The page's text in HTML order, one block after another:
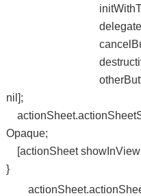
nil];
Opaque;
[actionSheet
}